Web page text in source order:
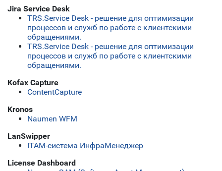
Jira Service Desk
TRS.Service Desk - решение для оптимизации
процессов и служб по работе с клиентскими
обращениями.
TRS.Service Desk - решение для оптимизации
процессов и служб по работе с клиентскими
обращениями.
Kofax Capture
ContentCapture
Kronos
Naumen WFM
LanSwipper
ITAM-система ИнфраМенеджер
License Dashboard